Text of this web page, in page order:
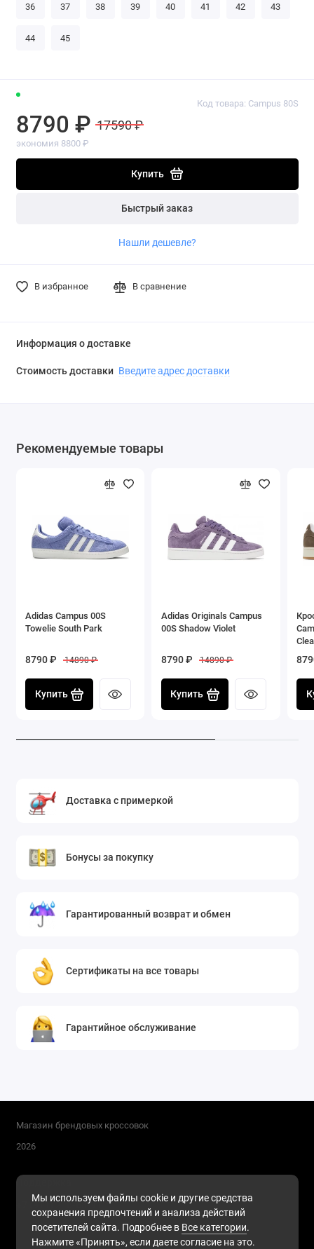
Код товара: Campus 80S
8790 ₽ 17590 ₽
экономия 8800 ₽
Купить
Быстрый заказ
Нашли дешевле?
В избранное В сравнение
36 37 38 39 40 41 42 43
44 45
Информация о доставке
Стоимость доставки Введите адрес доставки
Рекомендуемые товары
Adidas Campus 00S
Towelie South Park
8790 ₽ 14890 ₽
Купить
Adidas Originals Campus
00S Shadow Violet
8790 ₽ 14890 ₽
Купить
Доставка с примеркой
Бонусы за покупку
Гарантированный возврат и обмен
Сертификаты на все товары
Гарантийное обслуживание
Мы используем файлы cookie и другие средства
сохранения предпочтений и анализа действий
посетителей сайта. Подробнее в Все категории.
Нажмите «Принять», если даете согласие на это.
Магазин брендовых кроссовок
2026
Поддержка
+7 (911) 216-68-91
Будни, с 10.00 до 17.00